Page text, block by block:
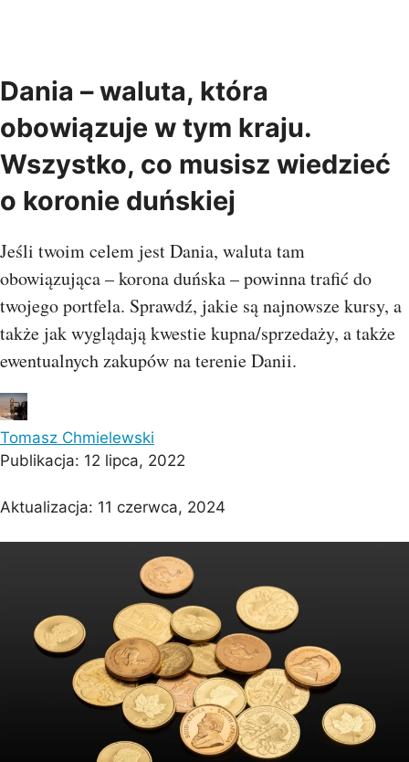
Dania – waluta, która
obowiązuje w tym kraju.
Wszystko, co musisz wiedzieć
o koronie duńskiej
Jeśli twoim celem jest Dania, waluta tam
obowiązująca – korona duńska – powinna trafić do
twojego portfela. Sprawdź, jakie są najnowsze kursy, a
także jak wyglądają kwestie kupna/sprzedaży, a także
ewentualnych zakupów na terenie Danii.
Tomasz Chmielewski
Publikacja: 12 lipca, 2022
Aktualizacja: 11 czerwca, 2024